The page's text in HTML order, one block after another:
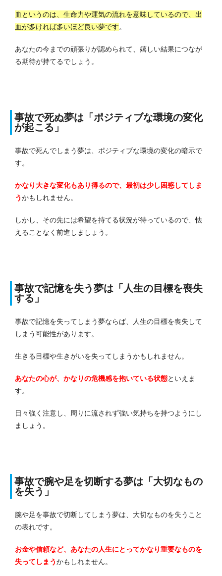
血というのは、生命力や運気の流れを意味しているので、出
血が多ければ多いほど良い夢です。
あなたの今までの頑張りが認められて、嬉しい結果につなが
る期待が持てるでしょう。
事故で死ぬ夢は「ポジティブな環境の変化
が起こる」
事故で死んでしまう夢は、ポジティブな環境の変化の暗示で
す。
かなり大きな変化もあり得るので、最初は少し困惑してしま
うかもしれません。
しかし、その先には希望を持てる状況が待っているので、怯
えることなく前進しましょう。
事故で記憶を失う夢は「人生の目標を喪失
する」
事故で記憶を失ってしまう夢ならば、人生の目標を喪失して
しまう可能性があります。
生きる目標や生きがいを失ってしまうかもしれません。
あなたの心が、かなりの危機感を抱いている状態といえま
す。
日々強く注意し、周りに流されず強い気持ちを持つようにし
ましょう。
事故で腕や足を切断する夢は「大切なもの
を失う」
腕や足を事故で切断してしまう夢は、大切なものを失うこと
の表れです。
お金や信頼など、あなたの人生にとってかなり重要なものを
失ってしまうかもしれません。